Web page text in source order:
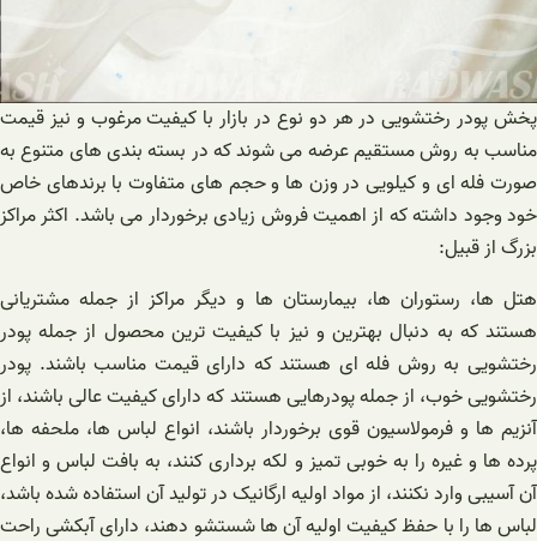
پخش پودر رختشویی در هر دو نوع در بازار با کیفیت مرغوب و نیز قیمت
مناسب به روش مستقیم عرضه می شوند که در بسته بندی های متنوع به
صورت فله ای و کیلویی در وزن ها و حجم های متفاوت با برندهای خاص
خود وجود داشته که از اهمیت فروش زیادی برخوردار می باشد. اکثر مراکز
بزرگ از قبیل:
هتل ها، رستوران ها، بیمارستان ها و دیگر مراکز از جمله مشتریانی
هستند که به دنبال بهترین و نیز با کیفیت ترین محصول از جمله پودر
رختشویی به روش فله ای هستند که دارای قیمت مناسب باشند. پودر
رختشویی خوب، از جمله پودرهایی هستند که دارای کیفیت عالی باشند، از
آنزیم ها و فرمولاسیون قوی برخوردار باشند، انواع لباس ها، ملحفه ها،
پرده ها و غیره را به خوبی تمیز و لکه برداری کنند، به بافت لباس و انواع
آن آسیبی وارد نکنند، از مواد اولیه ارگانیک در تولید آن استفاده شده باشد،
لباس ها را با حفظ کیفیت اولیه آن ها شستشو دهند، دارای آبکشی راحت